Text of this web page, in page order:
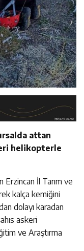
attan
helikopterle
Erzincan İl Tarım ve
kalça kemiğini
dolayı karadan
askeri
ve Araştırma